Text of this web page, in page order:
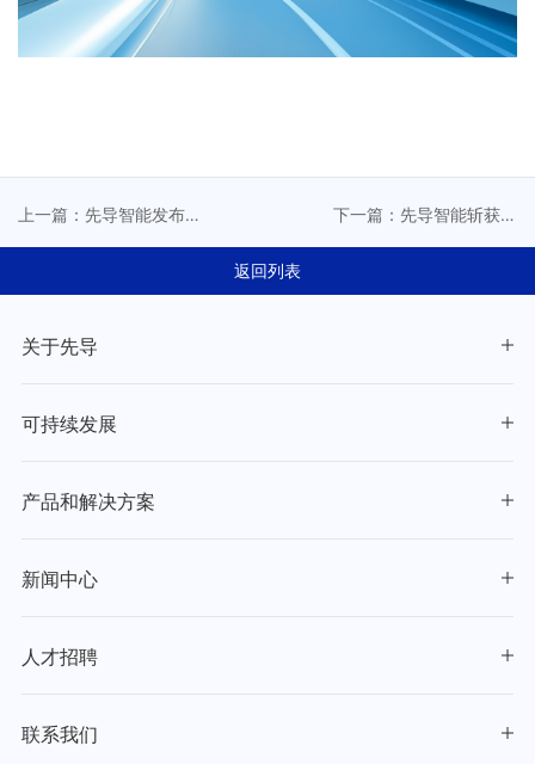
上一篇：先导智能发布
下一篇：先导智能斩获高
返回列表
关于先导
可持续发展
产品和解决方案
新闻中心
人才招聘
联系我们